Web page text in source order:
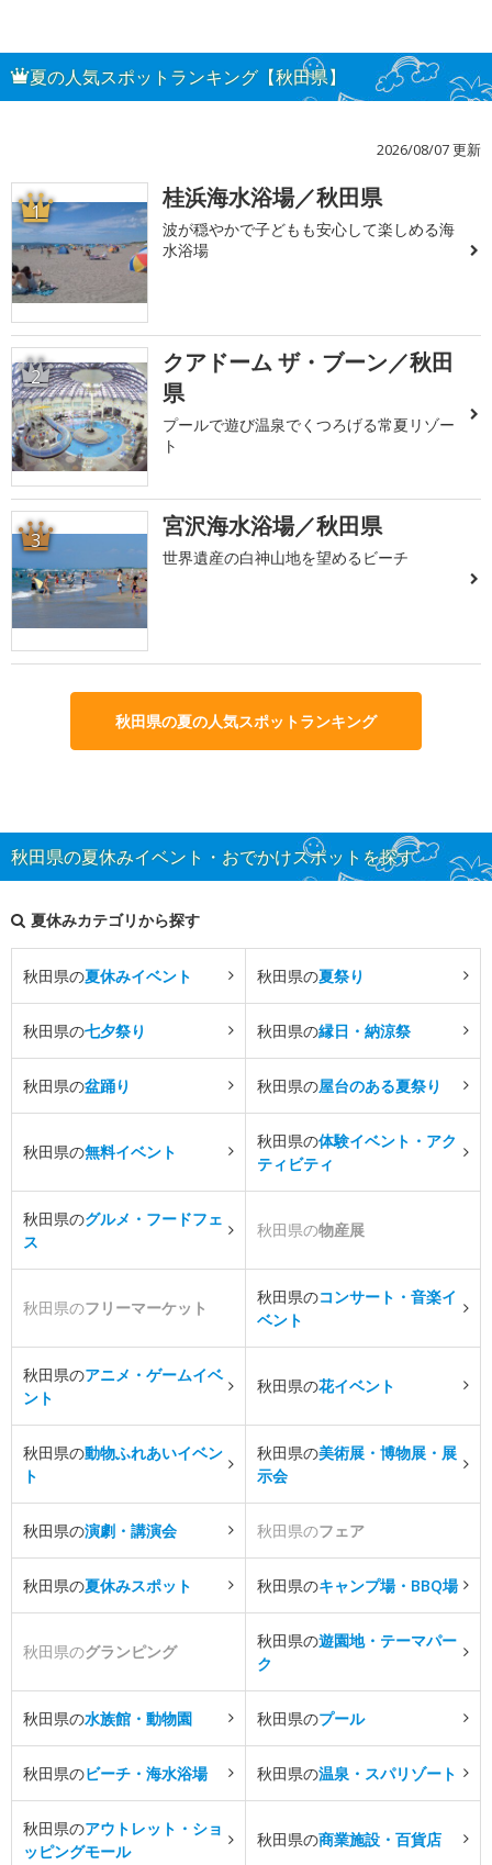
夏の人気スポットランキング【秋田県】
2026/08/07 更新
1 桂浜海水浴場／秋田県
波が穏やかで子どもも安心して楽しめる海
水浴場
2
クアドーム ザ・ブーン／秋田
県
プールで遊び温泉でくつろげる常夏リゾー
ト
3 宮沢海水浴場／秋田県
世界遺産の白神山地を望めるビーチ
秋田県の夏の人気スポットランキング
秋田県の夏休みイベント・おでかけスポットを探す
夏休みカテゴリから探す
秋田県の夏休みイベント 秋田県の夏祭り
秋田県の七夕祭り 秋田県の縁日・納涼祭
秋田県の盆踊り 秋田県の屋台のある夏祭り
秋田県の無料イベント
秋田県の体験イベント・アク
ティビティ
秋田県のグルメ・フードフェ
ス
秋田県の物産展
秋田県のフリーマーケット
秋田県のコンサート・音楽イ
ベント
秋田県のアニメ・ゲームイベ
ント
秋田県の花イベント
秋田県の動物ふれあいイベン
ト
秋田県の美術展・博物展・展
示会
秋田県の演劇・講演会 秋田県のフェア
秋田県の夏休みスポット 秋田県のキャンプ場・BBQ場
秋田県のグランピング
秋田県の遊園地・テーマパー
ク
秋田県の水族館・動物園 秋田県のプール
秋田県のビーチ・海水浴場 秋田県の温泉・スパリゾート
秋田県のアウトレット・ショ
ッピングモール
秋田県の商業施設・百貨店